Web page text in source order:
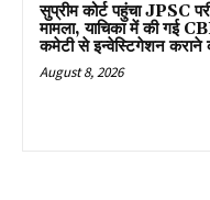
सुप्रीम कोर्ट पहुंचा JPSC
मामला, याचिका में की गई
कमेटी से इन्वेस्टिगेशन कराने
August 8, 2026